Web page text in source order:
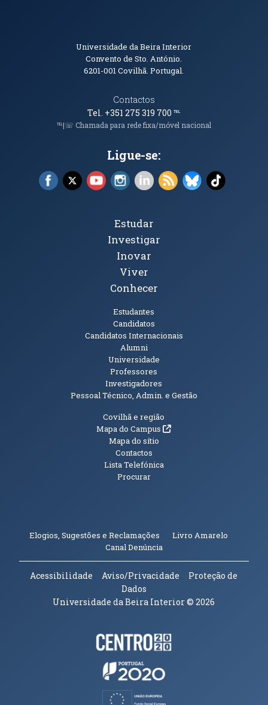
Informações de Contacto
Universidade da Beira Interior
Convento de Sto. António.
6201-001Covilhã. Portugal.
Contactos
Tel. +351 275 319 700℡
℡|☏ Chamada para rede fixa/móvel nacional
Ligue-se:
Facebook (abre em nova janela)
X (abre em nova janela)
YouTube (abre em nova janela)
Instagram (abre em nova janela)
LinkedIn (abre em nova
RSS (abre em nova
Bluesky (abre
TikTok
Tópicos Principais
Estudar
Investigar
Inovar
Viver
Conhecer
Estudantes
Candidatos
Candidatos Internacionais
Alumni
Universidade
Professores
Investigadores
Pessoal Técnico, Admin. e Gestão
Informações Adicionais
Covilhã e região
Mapa do Campus(abre em nova janela)
Mapa do sítio
Contactos
Lista Telefónica
Procurar
Elogios, Sugestões e Reclamações Livro Amarelo
Canal Denúncia(abre em nova janela)
Acessibilidade Aviso/Privacidade
Proteção de
Dados
Universidade da Beira Interior© 2026
Parceiros e Financiadores